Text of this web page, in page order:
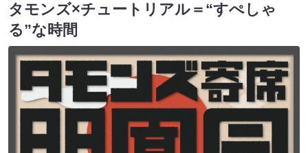
タモンズ×チュートリアル＝“すぺしゃ
る”な時間